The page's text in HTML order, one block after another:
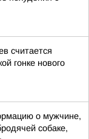
считается
гонке нового
о мужчине,
собаке,